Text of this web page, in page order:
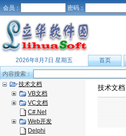
会员： 密码：
2026年8月7日 星期五 首页
内容搜索：
技术文档
VB文档
VC文档
C#.Net
Web开发
Delphi
技术文档